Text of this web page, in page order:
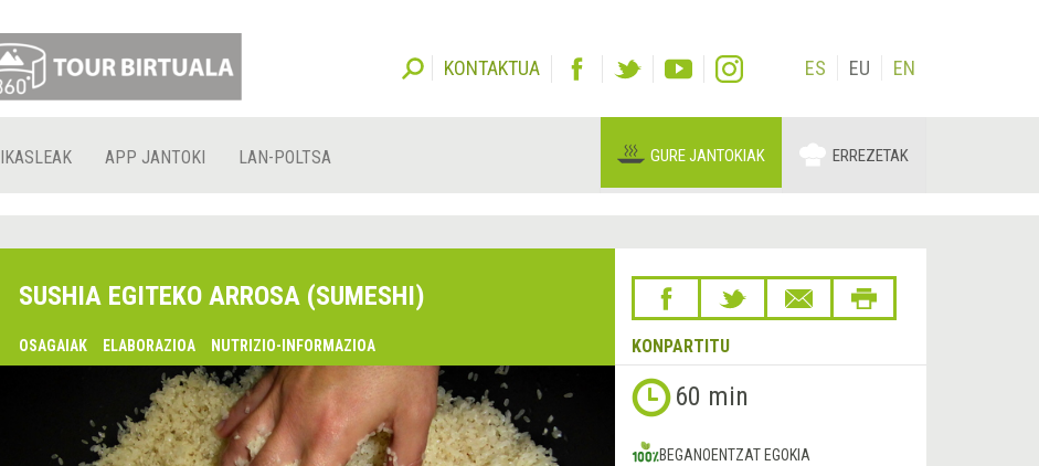
KONTAKTUA ES EU EN
IKASLEAK APP JANTOKI LAN-POLTSA GURE JANTOKIAK ERREZETAK
SUSHIA EGITEKO ARROSA (SUMESHI)
OSAGAIAK ELABORAZIOA NUTRIZIO-INFORMAZIOA KONPARTITU
Aurrekoa
Hurrengoa
&rsaquo; 60 min
BEGANOENTZAT EGOKIA